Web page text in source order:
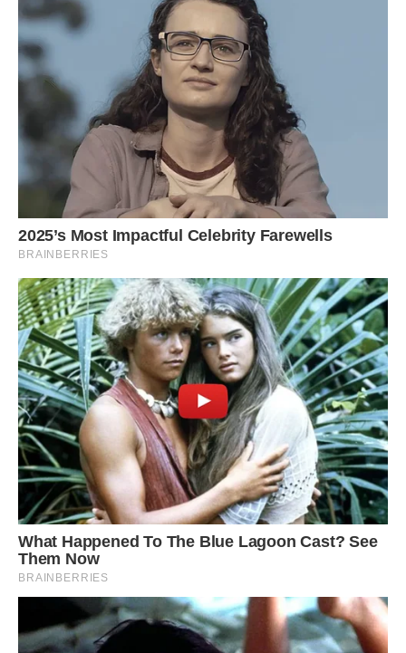
Мені навіть не сказали.
Повернулися з договором на кухню.
— Ми внесли завдаток, — сказав Марко.
— Ви що зробили?
— Там була хороша знижка.
— Без мене?